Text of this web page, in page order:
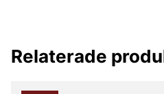
Relaterade